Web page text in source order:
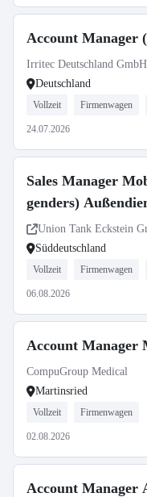
Account Manager
Irritec Deutschland GmbH
Deutschland
Vollzeit Firmenwagen
24.07.2026
Sales Manager
genders)
Union Tank Eckstein
Süddeutschland
Vollzeit Firmenwagen
06.08.2026
Account Manager
CompuGroup Medical
Martinsried
Vollzeit Firmenwagen
02.08.2026
Account Manager